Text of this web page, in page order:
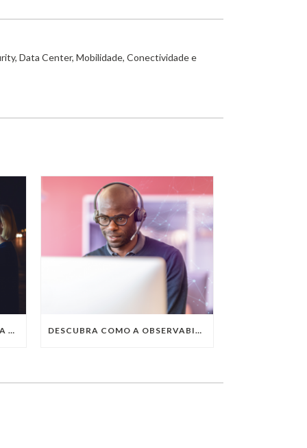
Data Center, Mobilidade, Conectividade e
QUAIS SÃO AS TENDÊNCIAS DA TECNOLOGIA DA INFORMAÇÃO PARA 2023? DESCUBRA COMO A OBSERVABILITY IMPULSIONA O SUCESSO DO SEU NEGÓCIO